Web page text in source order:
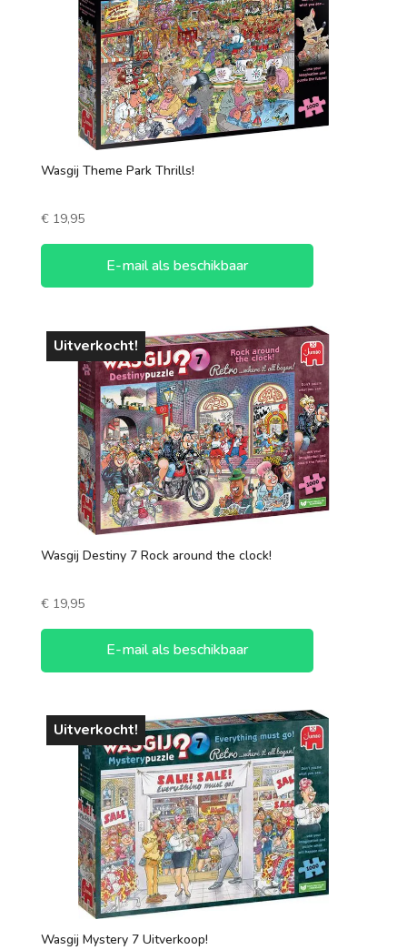
90-120 minuten
120+ minuten
Aantal spelers
1 speler
3 spelers
4 spelers
5 spelers
6 spelers
Wasgij Theme Park Thrills!
€19,95
E-mail als beschikbaar
Uitverkocht!
Wasgij Destiny 7 Rock around the clock!
€19,95
E-mail als beschikbaar
Uitverkocht!
Wasgij Mystery 7 Uitverkoop!